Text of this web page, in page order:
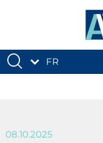
FR
08.10.2025